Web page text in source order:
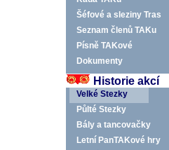
Šéfové a sleziny Tras
Seznam členů TAKu
Písně TAKové
Dokumenty
Historie akcí
Velké Stezky
Půlté Stezky
Bály a tancovačky
Letní PanTAKové hry